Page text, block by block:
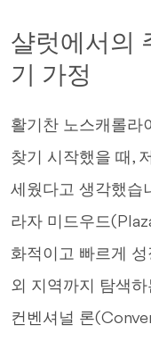
샬럿에서의
기 가정
활기찬 노스캐롤라
찾기 시작했을 때,
세웠다고 생각했습
라자 미드우드
화적이고 빠르게
외 지역까지 탐색
컨벤셔널 론